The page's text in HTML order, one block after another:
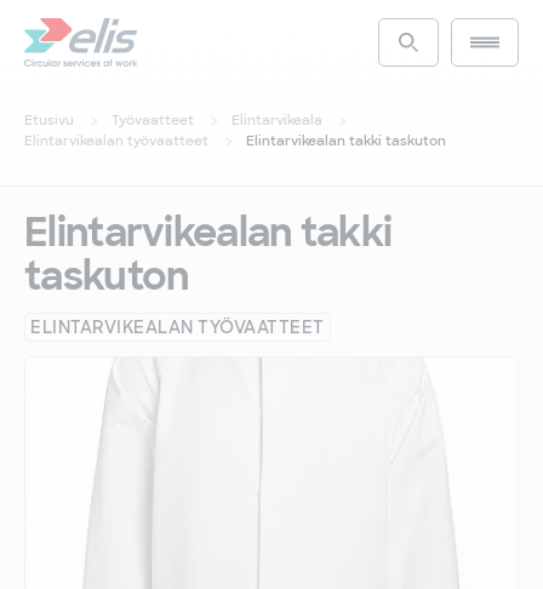
pääsisältöön
Access the
Main
Etusivu Työvaatteet
Elintarvikeala
Elintarvikealan työvaatteet
Elintarvikealan takki taskuton
Elintarvikealan takki
taskuton
ELINTARVIKEALAN TYÖVAATTEET